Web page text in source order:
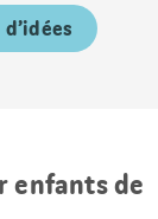
enfants de